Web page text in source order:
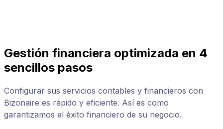
Gestión financiera optimizada en 4
sencillos pasos
Configurar sus servicios contables y financieros con
Bizonaire es rápido y eficiente. Así es como
garantizamos el éxito financiero de su negocio.